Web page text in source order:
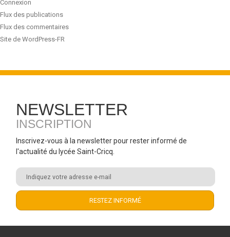
Connexion
Flux des publications
Flux des commentaires
Site de WordPress-FR
NEWSLETTER
INSCRIPTION
Inscrivez-vous à la newsletter pour rester informé de
l'actualité du lycée Saint-Cricq.